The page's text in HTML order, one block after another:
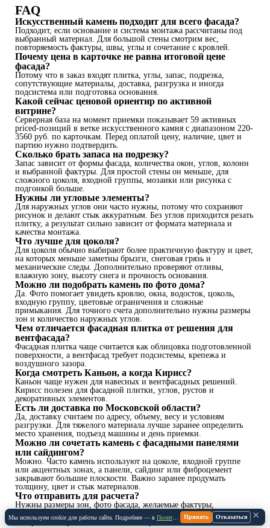
FAQ
Искусственный камень подходит для всего фасада?
Подходит, если основание и система монтажа рассчитаны под
выбранный материал. Для большой стены смотрим вес,
повторяемость фактуры, швы, углы и сочетание с кровлей.
Почему цена в карточке не равна итоговой цене
фасада?
Потому что в заказ входят плитка, углы, запас, подрезка,
сопутствующие материалы, доставка, разгрузка и иногда
подсистема или подготовка основания.
Какой сейчас ценовой ориентир по активной
витрине?
Серверная база на момент приемки показывает 59 активных
priced-позиций в ветке искусственного камня с диапазоном 220-
3560 руб. по карточкам. Перед оплатой цену, наличие, цвет и
партию нужно подтвердить.
Сколько брать запаса на подрезку?
Запас зависит от формы фасада, количества окон, углов, колонн
и выбранной фактуры. Для простой стены он меньше, для
сложного цоколя, входной группы, мозаики или рисунка с
подгонкой больше.
Нужны ли угловые элементы?
Для наружных углов они часто нужны, потому что сохраняют
рисунок и делают стык аккуратным. Без углов приходится резать
плитку, а результат сильно зависит от формата материала и
качества монтажа.
Что лучше для цоколя?
Для цоколя обычно выбирают более практичную фактуру и цвет,
на которых меньше заметны брызги, снеговая грязь и
механические следы. Дополнительно проверяют отливы,
влажную зону, высоту снега и прочность основания.
Можно ли подобрать камень по фото дома?
Да. Фото помогает увидеть кровлю, окна, водосток, цоколь,
входную группу, цветовые ограничения и сложные
примыкания. Для точного счета дополнительно нужны размеры
зон и количество наружных углов.
Чем отличается фасадная плитка от решения для
вентфасада?
Фасадная плитка чаще считается как облицовка подготовленной
поверхности, а вентфасад требует подсистемы, крепежа и
воздушного зазора.
Когда смотреть Каньон, а когда Кирисс?
Каньон чаще нужен для навесных и вентфасадных решений.
Кирисс полезен для фасадной плитки, углов, рустов и
декоративных элементов.
Есть ли доставка по Московской области?
Да, доставку считаем по адресу, объему, весу и условиям
разгрузки. Для тяжелого материала лучше заранее определить
место хранения, подъезд машины и день приемки.
Можно ли сочетать камень с фасадными панелями
или сайдингом?
Можно. Часто камень используют на цоколе, входной группе
или акцентных зонах, а панели, сайдинг или фиброцемент
закрывают большие плоскости. Важно заранее продумать
толщину, цвет и стык материалов.
Что отправить для расчета?
Нужны размеры зон, фото фасада, желаемые фактуры,
количество наружных углов, адрес доставки и задача: только
материал или расчет с монтажными условиями.
×
Мы используем cookie для работы сайта. Подробнее — в Политике Cookie .
Принять Отказаться